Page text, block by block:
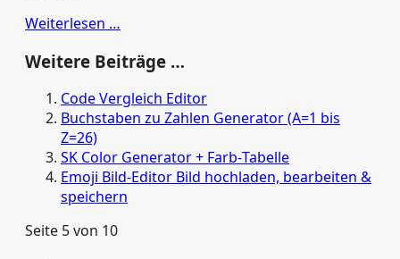
Weiterlesen …
Weitere Beiträge …
Code Vergleich Editor
Buchstaben zu Zahlen Generator (A=1 bis
Z=26)
SK Color Generator + Farb‑Tabelle
Emoji Bild‑Editor Bild hochladen, bearbeiten &
speichern
Seite 5 von 10